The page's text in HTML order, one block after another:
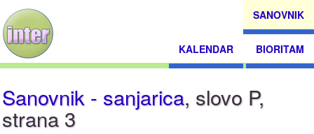
SANOVNIK
KALENDAR BIORITAM
Sanovnik - sanjarica, slovo P,
strana 3